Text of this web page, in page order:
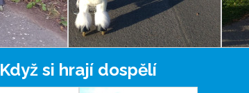
Když si hrají dospělí